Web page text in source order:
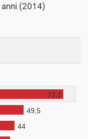
(2014)